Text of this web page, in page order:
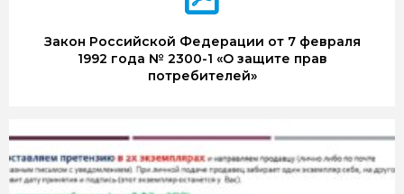
Закон Российской Федерации от 7 февраля
1992 года № 2300-1 «О защите прав
потребителей»